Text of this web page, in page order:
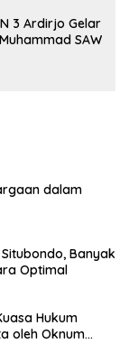
3 Ardirjo Gelar
SAW
dalam
Banyak
Optimal
Hukum
oleh Oknum